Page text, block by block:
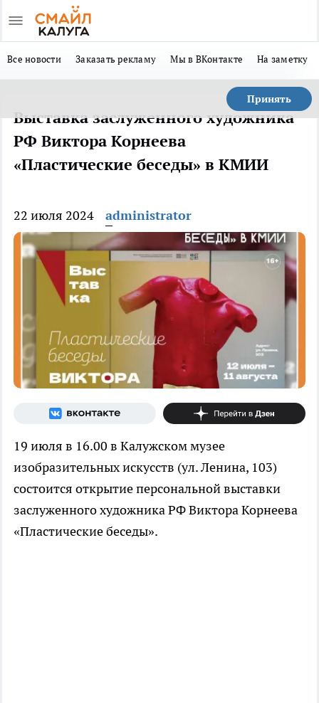
Все новости Заказать рекламу Мы в ВКонтакте На заметку
Принять
Выставка заслуженного художника
РФ Виктора Корнеева
«Пластические беседы» в КМИИ
22 июля 2024 administrator
19 июля в 16.00 в Калужском музее
изобразительных искусств (ул. Ленина, 103)
состоится открытие персональной выставки
заслуженного художника РФ Виктора Корнеева
«Пластические беседы».